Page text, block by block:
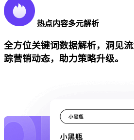
热点内容多元解析
全方位关键词数据解析，洞见
踪营销动态，助力策略升级。